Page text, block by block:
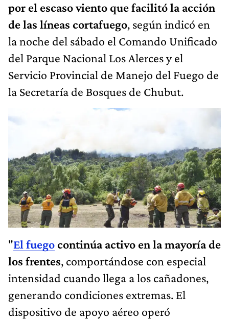
por el escaso viento que facilitó la acción
de las líneas cortafuego, según indicó en
la noche del sábado el Comando Unificado
del Parque Nacional Los Alerces y el
Servicio Provincial de Manejo del Fuego de
la Secretaría de Bosques de Chubut.
"El fuegocontinúa activo en la mayoría de
los frentes, comportándose con especial
intensidad cuando llega a los cañadones,
generando condiciones extremas. El
dispositivo de apoyo aéreo operó